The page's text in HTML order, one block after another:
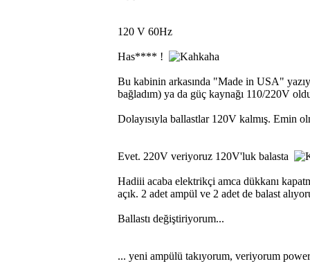
120 V 60Hz
Has**** !
Bu kabinin arkasında "Made in USA"
bağladım) ya da güç kaynağı 110/220V
Dolayısıyla ballastlar 120V kalmış. Emin
Evet. 220V veriyoruz 120V'luk balasta
Hadiii acaba elektrikçi amca dükkanı
açık. 2 adet ampül ve 2 adet de balast
Ballastı değiştiriyorum...
... yeni ampülü takıyorum, veriyorum